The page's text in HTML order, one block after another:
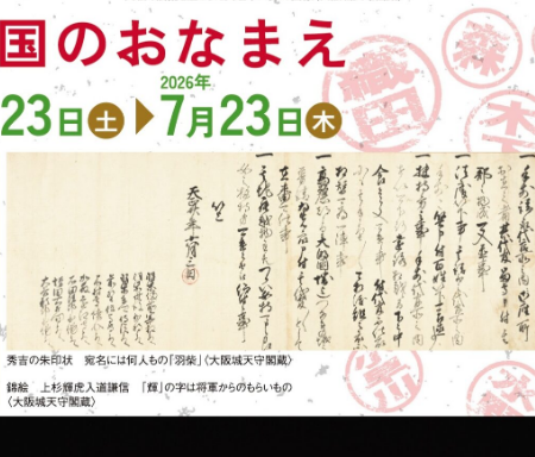
特集展示「新収品お披露目展」
2026年7月1日(水)～9月7日(月・祝) / 大阪歴史博物館
スイス絵画の
2026年7月4日(土